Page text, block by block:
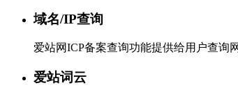
域名/IP查询
爱站网ICP备案查询功能提供给用户查询
爱站词云